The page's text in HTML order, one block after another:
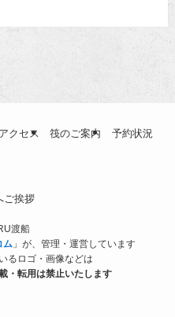
クセス 筏のご案内 予約状況
ご挨拶
渡船
ム 」が、管理・運営しています
るロゴ・画像などは
・転用は禁止いたします